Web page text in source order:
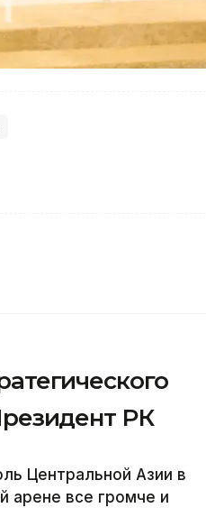
РК
Центральной Азии в
арене все громче и